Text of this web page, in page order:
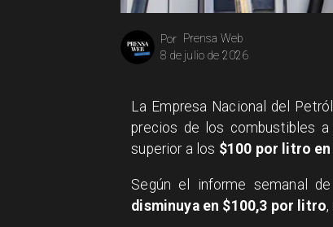
Prensa Web
Por
8 de julio de 2026
La Empresa Nacional del
precios de los combustibles
superior a los $100 por litro
Según el informe semanal
disminuya en $100,3 por litro